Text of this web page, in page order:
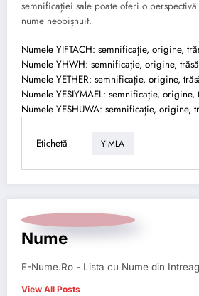
semnificației sale poate oferi o
nume neobișnuit.
Numele YIFTACH: semnificație, origine,
Numele YHWH: semnificație, origine,
Numele YETHER: semnificație, origine,
Numele YESIYMAEL: semnificație,
Numele YESHUWA: semnificație, origine,
Etichetă YIMLA
Nume
E-Nume.Ro - Lista cu Nume din
View All Posts